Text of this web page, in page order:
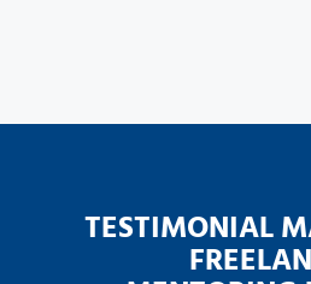
TESTIMONIAL